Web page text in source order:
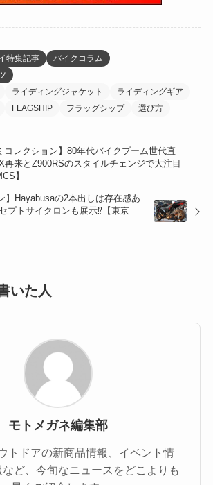
(8)
(1)
(55)
特集記事
バイクコラム
ライディングジャケット
ライディングギア
FLAGSHIP フラッグシップ 選び方
コレクション】80年代バイクブーム世代直
再来とZ900RSのスタイルチェンジで大注目
】
】Hayabusaの2本出しは存在感あ
プトサイクロンも展示⁉︎【東京
いた人
モトメガネ編集部
トドアの新商品情報、イベント情
ど、今旬なニュースをどこよりも